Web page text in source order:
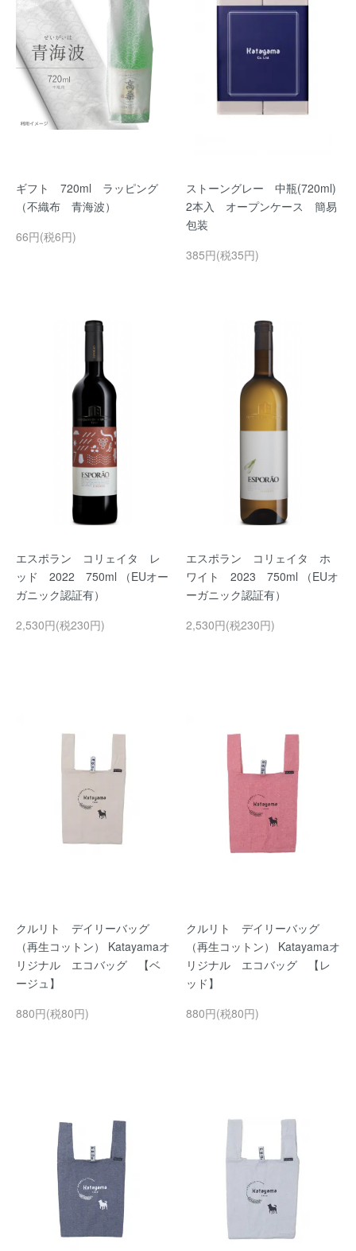
ギフト 720ml ラッピング
（不織布 青海波）
66円(税6円)
ストーングレー 中瓶(720ml)
2本入 オープンケース 簡易
包装
385円(税35円)
エスポラン コリェイタ レ
ッド 2022 750ml （EUオー
ガニック認証有）
2,530円(税230円)
エスポラン コリェイタ ホ
ワイト 2023 750ml （EUオ
ーガニック認証有）
2,530円(税230円)
クルリト デイリーバッグ
（再生コットン） Katayamaオ
リジナル エコバッグ 【ベ
ージュ】
880円(税80円)
クルリト デイリーバッグ
（再生コットン） Katayamaオ
リジナル エコバッグ 【レ
ッド】
880円(税80円)